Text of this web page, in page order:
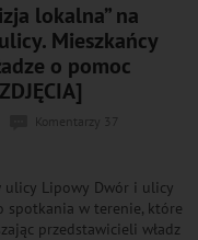
lokalna” na
Mieszkańcy
o pomoc
ulicy Lipowy Dwór i ulicy
spotkania w terenie, które
przedstawicieli władz